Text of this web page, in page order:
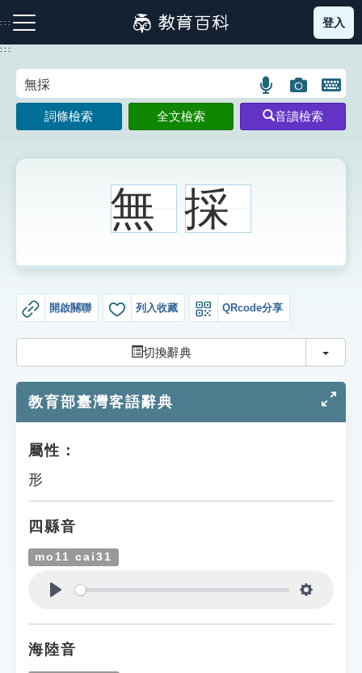
到
主
:::
注音索引圖示 筆畫索引圖示 部首索引表圖示
生字詞彙表
知識索引
遊戲專區
教學應用
貓頭鷹博士
登入
:::
語
言
搜
圖
片
搜
開
鍵
圖
詞條檢索 全文檢索 音讀檢索
無 採
開啟關聯 列入收藏 QRcode分享
切換辭典 切換
教育部臺灣客語辭典
屬性：
形
四縣音
mo11 cai31
海陸音